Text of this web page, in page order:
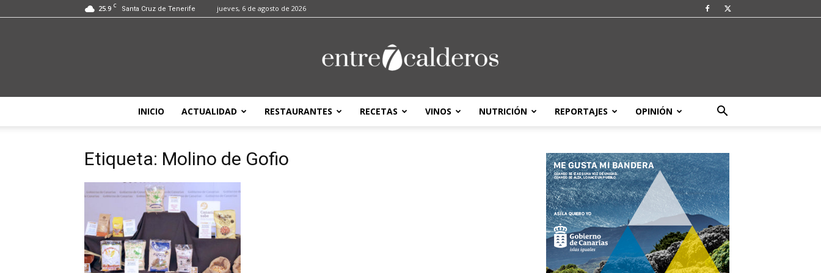
25.9 C Santa Cruz de Tenerife jueves, 6 de agosto de 2026
entre7calderos
INICIO ACTUALIDAD RESTAURANTES RECETAS VINOS NUTRICIÓN REPORTAJES OPINIÓN
Etiqueta: Molino de Gofio